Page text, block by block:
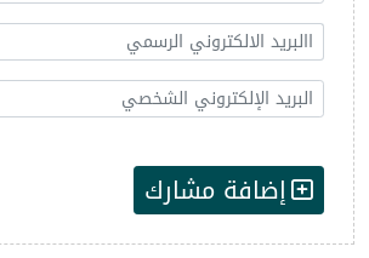
إضافة مشارك